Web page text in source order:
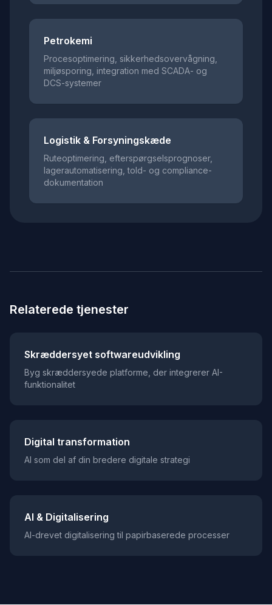
Petrokemi
Procesoptimering, sikkerhedsovervågning,
miljøsporing, integration med SCADA- og
DCS-systemer
Logistik & Forsyningskæde
Ruteoptimering, efterspørgselsprognoser,
lagerautomatisering, told- og compliance-
dokumentation
Relaterede tjenester
Skræddersyet softwareudvikling
Byg skræddersyede platforme, der integrerer AI-
funktionalitet
Digital transformation
AI som del af din bredere digitale strategi
AI & Digitalisering
AI-drevet digitalisering til papirbaserede processer